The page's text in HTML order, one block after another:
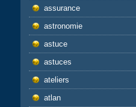
assurance
astronomie
astuce
astuces
ateliers
atlan